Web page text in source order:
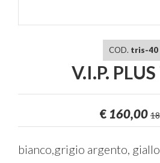
COD. tris-40
V.I.P.
€ 160,00
bianco,grigio argento,